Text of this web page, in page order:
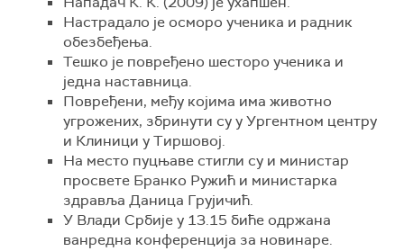
Настрадало је осморо ученика и радник
обезбеђења.
Тешко је повређено шесторо ученика и
једна наставница.
Повређени, међу којима има животно
угрожених, збринути су у Ургентном центру
и Клиници у Тиршовој.
На место пуцњаве стигли су и министар
просвете Бранко Ружић и министарка
здравља Даница Грујичић.
У Влади Србије у 13.15 биће одржана
ванредна конференција за новинаре.